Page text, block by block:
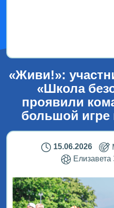
«Живи!»:
«Школа
проявили
большой игре
15.06.2026
Елизавета